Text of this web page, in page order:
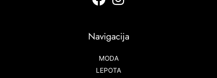
Navigacija
MODA
LEPOTA